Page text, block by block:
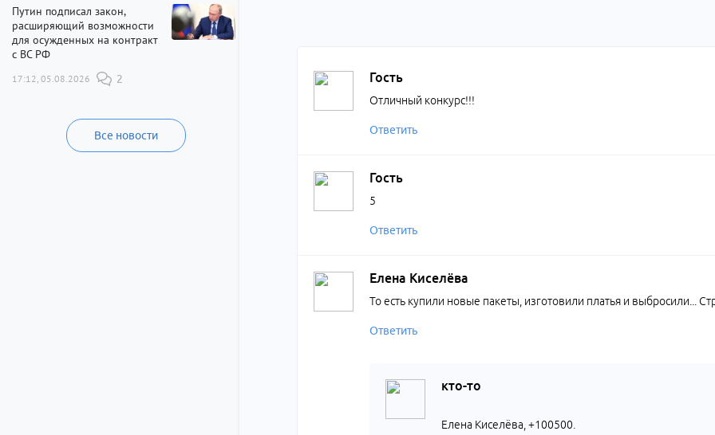
Путин подписал закон,
расширяющий возможности
для осужденных на контракт
с ВС РФ
17:12, 05.08.2026 2
Все новости
Гость
Отличный конкурс!!!
Ответить
Гость
5
Ответить
Елена Киселёва
То есть купили новые пакеты, изготовили платья и выбросили...
Ответить
кто-то
Елена Киселёва, +100500.